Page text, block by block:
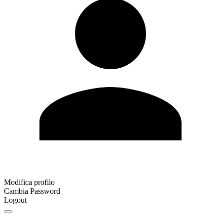
Modifica profilo
Cambia Password
Logout